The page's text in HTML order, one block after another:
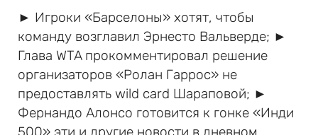
► Игроки «Барселоны» хотят, чтобы
команду возглавил Эрнесто Вальверде; ►
Глава WTA прокомментировал решение
организаторов «Ролан Гаррос» не
предоставлять wild card Шараповой; ►
Фернандо Алонсо готовится к гонке «Инди